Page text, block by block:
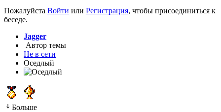
Пожалуйста Войти или Регистрация, чтобы присоединиться к
беседе.
Jagger
Автор темы
Не в сети
Оседлый
Больше